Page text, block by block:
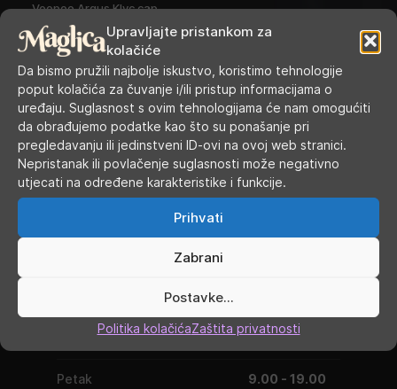
Upravljajte pristankom za
kolačiće
Da bismo pružili najbolje iskustvo, koristimo tehnologije
poput kolačića za čuvanje i/ili pristup informacijama o
uređaju. Suglasnost s ovim tehnologijama će nam omogućiti
da obrađujemo podatke kao što su ponašanje pri
pregledavanju ili jedinstveni ID-ovi na ovoj web stranici.
Nepristanak ili povlačenje suglasnosti može negativno
utjecati na određene karakteristike i funkcije.
Prihvati
Zabrani
Postavke...
Politika kolačićaZaštita privatnosti
Voopoo Argus Klyc cap
RADNO VRIJEME
Četvrtak 9.00 - 16.00
Petak 9.00 - 19.00